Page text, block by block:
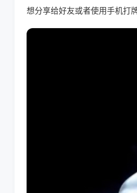
想分享给好友或者使用手机打